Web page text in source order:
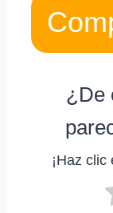
¿De
¡Haz